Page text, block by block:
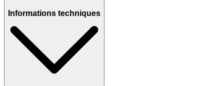
Informations techniques